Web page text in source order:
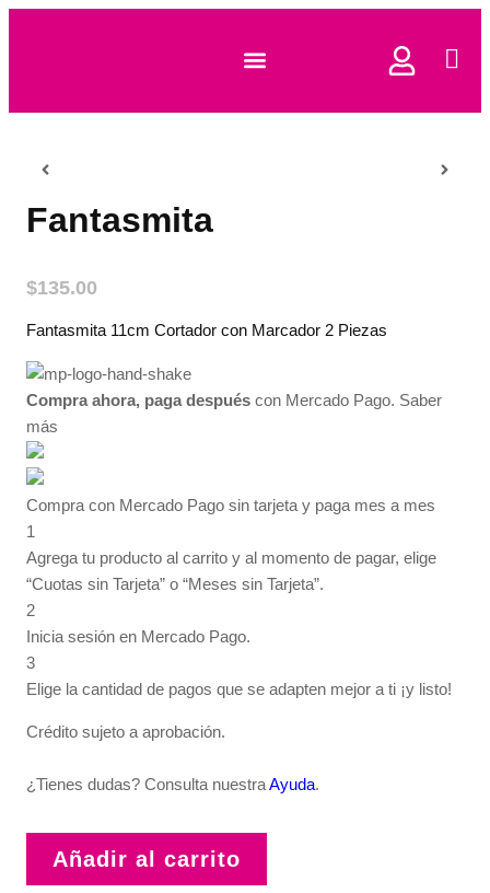
Fantasmita
$135.00
Fantasmita 11cm Cortador con Marcador 2 Piezas
Compra ahora, paga después con Mercado Pago. Saber
más
Compra con Mercado Pago sin tarjeta y paga mes a mes
1
Agrega tu producto al carrito y al momento de pagar, elige
“Cuotas sin Tarjeta” o “Meses sin Tarjeta”.
2
Inicia sesión en Mercado Pago.
3
Elige la cantidad de pagos que se adapten mejor a ti ¡y listo!
Crédito sujeto a aprobación.
¿Tienes dudas? Consulta nuestraAyuda.
Añadir al carrito